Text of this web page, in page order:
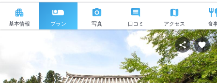
基本情報 プラン 写真 口コミ アクセス 食